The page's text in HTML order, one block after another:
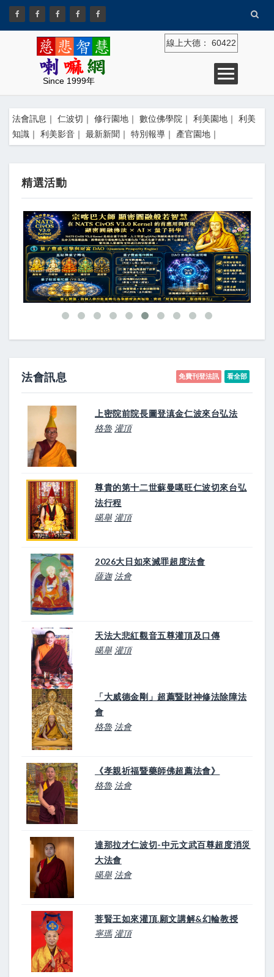
Since 1999年
線上大德： 60422
法會訊息 ｜ 仁波切 ｜ 修行園地 ｜ 數位佛學院 ｜ 利美園地 ｜ 利美
知識 ｜ 利美影音 ｜ 最新新聞 ｜ 特別報導 ｜ 產官園地 ｜
精選活動
法會訊息 看全部
免費刊登法訊
上密院前院長圖登滇金仁波來台弘法
格魯 灌頂
尊貴的第十二世蘇曼噶旺仁波切來台弘
法行程
噶舉 灌頂
2026大日如來滅罪超度法會
薩迦 法會
天法大悲紅觀音五尊灌頂及口傳
噶舉 灌頂
「大威德金剛」超薦暨財神修法除障法
會
格魯 法會
《孝親祈福暨藥師佛超薦法會》
格魯 法會
達那拉才仁波切-中元文武百尊超度消災
大法會
噶舉 法會
菩賢王如來灌頂.願文講解&幻輪教授
寧瑪 灌頂